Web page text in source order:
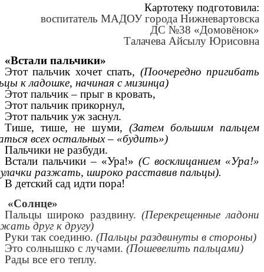
Картотеку подготовила:
воспитатель МАДОУ города Нижневартовска
ДС №38 «Домовёнок»
Талачева Айсылу Юрисовна
«Встали пальчики»
Этот пальчик хочет спать, (Поочередно пригибать
к ладошке, начиная с мизинца)
Этот пальчик – прыг в кровать,
Этот пальчик прикорнул,
Этот пальчик уж заснул.
Тише, тише, не шуми, (Затем большим пальцем
всех остальных – «будить»)
Пальчики не разбуди.
Встали пальчики – «Ура!» (С восклицанием «Ура!»
разжать, широко расставив пальцы).
В детский сад идти пора!
«Солнце»
Пальцы широко раздвину. (Перекрещенные ладони
друг к другу)
Руки так соединю. (Пальцы раздвинуты в стороны)
Это солнышко с лучами. (Пошевелить пальцами)
Рады все его теплу.